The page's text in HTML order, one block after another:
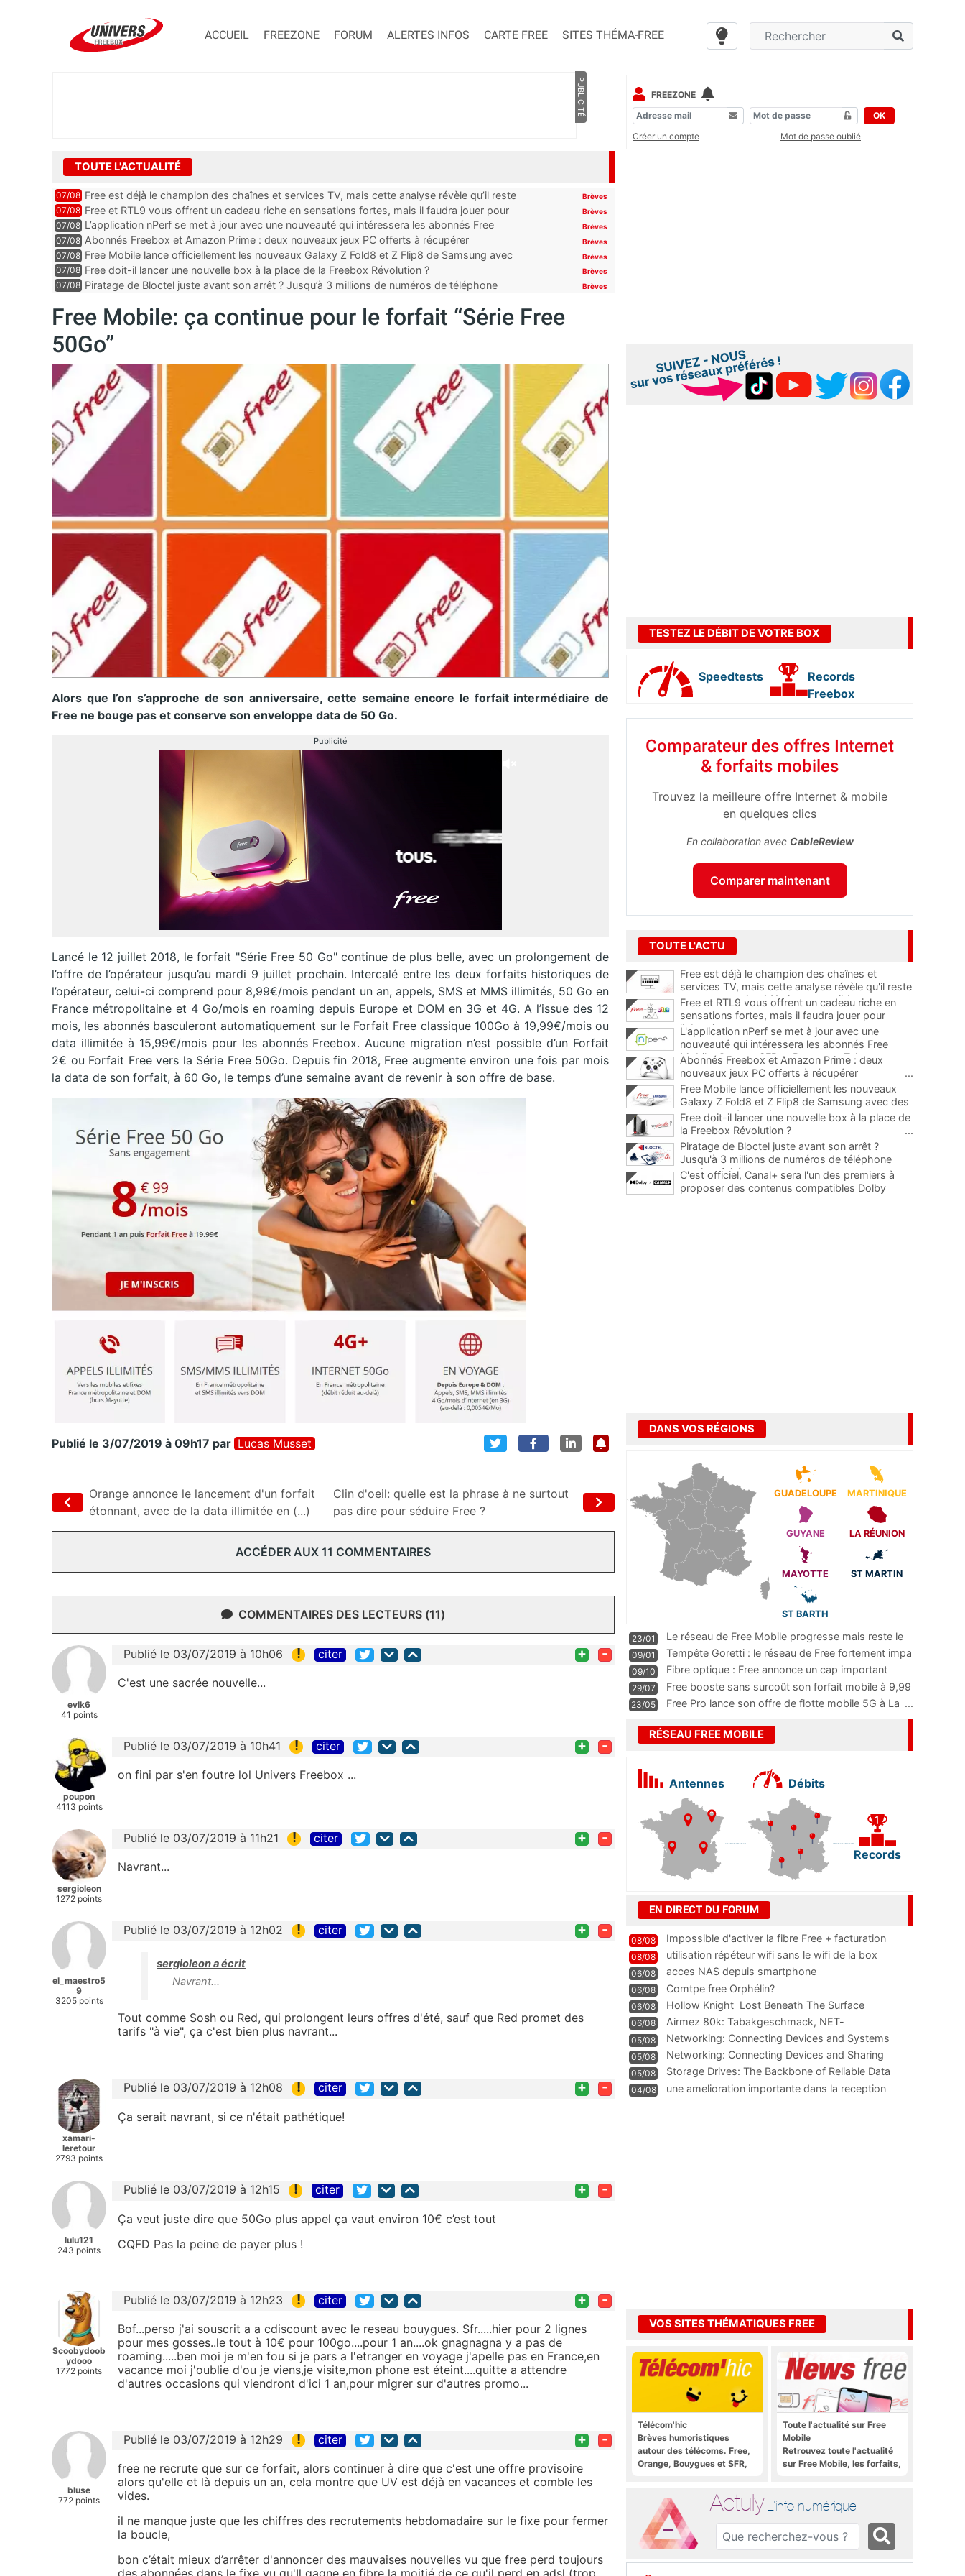
ACCUEIL FREEZONE FORUM ALERTES INFOS CARTE FREE SITES THÉMA-FREE
PUBLICITÉ
TOUTE L'ACTUALITÉ
07/08 Free est déjà le champion des chaînes et services TV, mais cette analyse révèle qu’il reste
encore au moin...
Brèves
07/08 Free et RTL9 vous offrent un cadeau riche en sensations fortes, mais il faudra jouer pour
l’obtenir
Brèves
07/08 L’application nPerf se met à jour avec une nouveauté qui intéressera les abonnés Free
Mobile, Orange, SFR ...
Brèves
07/08 Abonnés Freebox et Amazon Prime : deux nouveaux jeux PC offerts à récupérer Brèves
07/08 Free Mobile lance officiellement les nouveaux Galaxy Z Fold8 et Z Flip8 de Samsung avec
des promos et des cadeaux
Brèves
07/08 Free doit-il lancer une nouvelle box à la place de la Freebox Révolution ? Brèves
07/08 Piratage de Bloctel juste avant son arrêt ? Jusqu’à 3 millions de numéros de téléphone
Brèves
Free Mobile: ça continue pour le forfait “Série Free
50Go”
Alors que l’on s’approche de son anniversaire, cette semaine encore le forfait intermédiaire de
Free ne bouge pas et conserve son enveloppe data de 50 Go.
Publicité
Lancé le 12 juillet 2018, le forfait "Série Free 50 Go" continue de plus belle, avec un prolongement de
l’offre de l’opérateur jusqu’au mardi 9 juillet prochain. Intercalé entre les deux forfaits historiques de
l’opérateur, celui-ci comprend pour 8,99€/mois pendant un an, appels, SMS et MMS illimités, 50 Go en
France métropolitaine et 4 Go/mois en roaming depuis Europe et DOM en 3G et 4G. A l’issue des 12
mois, les abonnés basculeront automatiquement sur le Forfait Free classique 100Go à 19,99€/mois ou
data illimitée à 15,99€/mois pour les abonnés Freebox. Aucune migration n’est possible d’un Forfait
2€ ou Forfait Free vers la Série Free 50Go. Depuis fin 2018, Free augmente environ une fois par mois
la data de son forfait, à 60 Go, le temps d’une semaine avant de revenir à son offre de base.
Publié le 3/07/2019 à 09h17 par Lucas Musset
Orange annonce le lancement d'un forfait
étonnant, avec de la data illimitée en (...)
Clin d'oeil: quelle est la phrase à ne surtout
pas dire pour séduire Free ?
ACCÉDER AUX 11 COMMENTAIRES
COMMENTAIRES DES LECTEURS (11)
evlk6
41 points
Publié le 03/07/2019 à 10h06 ! citer + -
C'est une sacrée nouvelle...
poupon
4113 points
Publié le 03/07/2019 à 10h41 ! citer + -
on fini par s'en foutre lol Univers Freebox ...
sergioleon
1272 points
Publié le 03/07/2019 à 11h21 ! citer + -
Navrant...
el_maestro5
9
3205 points
Publié le 03/07/2019 à 12h02 ! citer + -
sergioleon a écrit
Navrant...
Tout comme Sosh ou Red, qui prolongent leurs offres d'été, sauf que Red promet des
tarifs "à vie", ça c'est bien plus navrant...
xamari-
leretour
2793 points
Publié le 03/07/2019 à 12h08 ! citer + -
Ça serait navrant, si ce n'était pathétique!
lulu121
243 points
Publié le 03/07/2019 à 12h15 ! citer + -
Ça veut juste dire que 50Go plus appel ça vaut environ 10€ c’est tout
CQFD Pas la peine de payer plus !
Scoobydoob
ydooo
1772 points
Publié le 03/07/2019 à 12h23 ! citer + -
Bof...perso j'ai souscrit a a cdiscount avec le reseau bouygues. Sfr.....hier pour 2 lignes
pour mes gosses..le tout à 10€ pour 100go....pour 1 an....ok gnagnagna y a pas de
roaming.....ben moi je m'en fou si je pars a l'etranger en voyage j'apelle pas en France,en
vacance moi j'oublie d'ou je viens,je visite,mon phone est éteint....quitte a attendre
d'autres occasions qui viendront d'ici 1 an,pour migrer sur d'autres promo...
bluse
772 points
Publié le 03/07/2019 à 12h29 ! citer + -
free ne recrute que sur ce forfait, alors continuer à dire que c'est une offre provisoire
alors qu'elle et là depuis un an, cela montre que UV est déjà en vacances et comble les
vides.
il ne manque juste que les chiffres des recrutements hebdomadaire sur le fixe pour fermer
la boucle,
bon c’était mieux d’arrêter d'annoncer des mauvaises nouvelles vu que free perd toujours
des abonnées dans le fixe vu qu'Il gagne en fibre la moitié de ce qu'il perd en adsl (trop
FREEZONE
OK
Créer un compte
Mot de passe oublié
TESTEZ LE DÉBIT DE VOTRE BOX
Speedtests
Records
Freebox
Comparateur des offres Internet
& forfaits mobiles
Trouvez la meilleure offre Internet & mobile
en quelques clics
En collaboration avec CableReview
Comparer maintenant
TOUTE L'ACTU
Free est déjà le champion des chaînes et
services TV, mais cette analyse révèle qu'il reste
encore au moins 141 ajouts possibles
Free et RTL9 vous offrent un cadeau riche en
sensations fortes, mais il faudra jouer pour
l'obtenir
L'application nPerf se met à jour avec une
nouveauté qui intéressera les abonnés Free
Mobile, Orange, SFR et Bouygues Telecom
Abonnés Freebox et Amazon Prime : deux
nouveaux jeux PC offerts à récupérer
...
Free Mobile lance officiellement les nouveaux
Galaxy Z Fold8 et Z Flip8 de Samsung avec des
promos et des cadeaux
...
Free doit-il lancer une nouvelle box à la place de
la Freebox Révolution ?
...
Piratage de Bloctel juste avant son arrêt ?
Jusqu'à 3 millions de numéros de téléphone
auraient fuité
C'est officiel, Canal+ sera l'un des premiers à
proposer des contenus compatibles Dolby
Vision 2
DANS VOS RÉGIONS
GUADELOUPE MARTINIQUE
GUYANE LA RÉUNION
MAYOTTE ST MARTIN
ST BARTH
23/01
Le réseau de Free Mobile progresse mais reste le
m
...
09/01
Tempête Goretti : le réseau de Free fortement impa
09/10
Fibre optique : Free annonce un cap important
pass
...
29/07
Free booste sans surcoût son forfait mobile à 9,99
23/05 Free Pro lance son offre de flotte mobile 5G à La ...
RÉSEAU FREE MOBILE
Antennes Débits
Records
EN DIRECT DU FORUM
08/08
Impossible d'activer la fibre Free + facturation
résiliation
08/08 utilisation répéteur wifi sans le wifi de la box
06/08 acces NAS depuis smartphone
06/08 Comtpe free Orphélin?
06/08 Hollow Knight  Lost Beneath The Surface
06/08
Airmez 80k: Tabakgeschmack, NET-
Technologie und Leistung im
05/08 Networking: Connecting Devices and Systems
05/08
Networking: Connecting Devices and Sharing
Information
05/08
Storage Drives: The Backbone of Reliable Data
Management
04/08
une amelioration importante dans la reception
VOS SITES THÉMATIQUES FREE
Télécom'hic
Brèves humoristiques
autour des télécoms. Free,
Orange, Bouygues et SFR,
Toute l'actualité sur Free
Mobile
Retrouvez toute l'actualité
sur Free Mobile, les forfaits,
bien plus encore
Actuly L'info numérique